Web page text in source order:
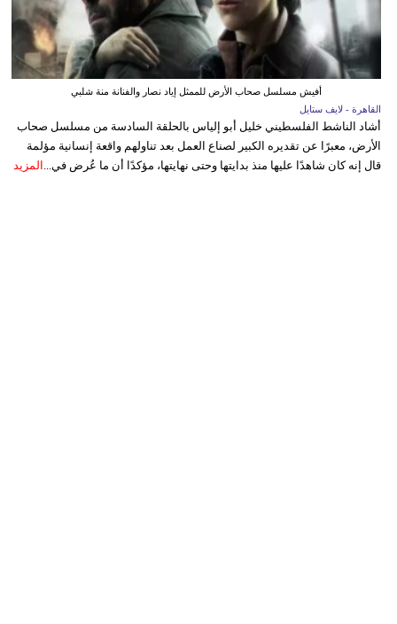
أفيش مسلسل صحاب الأرض للممثل إياد نصار والفنانة منة شلبي
القاهرة - لايف ستايل
أشاد الناشط الفلسطيني خليل أبو إلياس بالحلقة السادسة من مسلسل صحاب
الأرض، معبرًا عن تقديره الكبير لصناع العمل بعد تناولهم واقعة إنسانية مؤلمة
قال إنه كان شاهدًا عليها منذ بدايتها وحتى نهايتها، مؤكدًا أن ما عُرض في... المزيد